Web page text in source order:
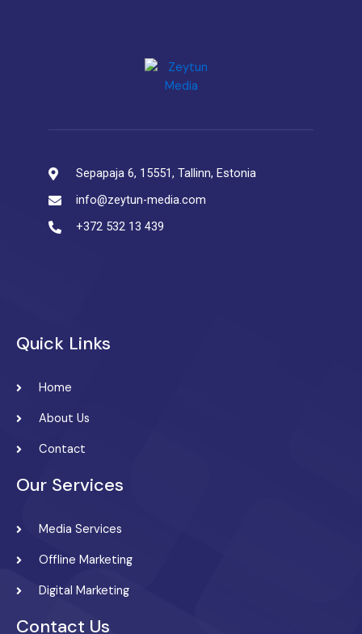
Sepapaja 6, 15551, Tallinn, Estonia
info@zeytun-media.com
+372 532 13 439
Quick Links
Home
About Us
Contact
Our Services
Media Services
Offline Marketing
Digital Marketing
Contact Us